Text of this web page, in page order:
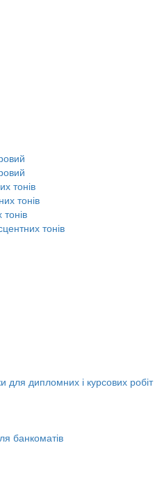
тонів
тонів
тонів
для дипломних і курсових робіт
банкоматів